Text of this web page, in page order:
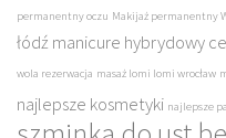
permanentny oczu Makijaż permanentny
łódź manicure hybrydowy
wola rezerwacja masaż lomi lomi wrocław
najlepsze kosmetyki najlepsze